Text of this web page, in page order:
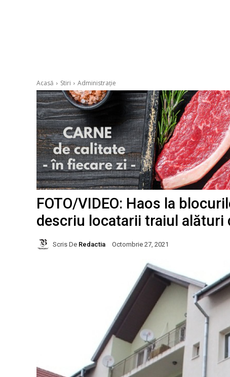
Acasă Stiri Administrație
FOTO/VIDEO: Haos la
descriu locatarii traiul
Scris De Redactia Octombrie 27, 2021